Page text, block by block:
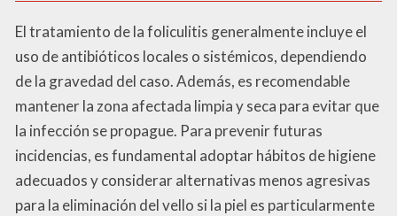
El tratamiento de la foliculitis generalmente incluye el
uso de antibióticos locales o sistémicos, dependiendo
de la gravedad del caso. Además, es recomendable
mantener la zona afectada limpia y seca para evitar que
la infección se propague. Para prevenir futuras
incidencias, es fundamental adoptar hábitos de higiene
adecuados y considerar alternativas menos agresivas
para la eliminación del vello si la piel es particularmente